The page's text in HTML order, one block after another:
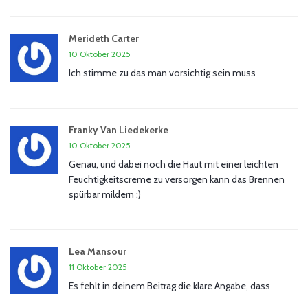
Merideth Carter
10 Oktober 2025
Ich stimme zu das man vorsichtig sein muss
Franky Van Liedekerke
10 Oktober 2025
Genau, und dabei noch die Haut mit einer leichten
Feuchtigkeitscreme zu versorgen kann das Brennen
spürbar mildern :)
Lea Mansour
11 Oktober 2025
Es fehlt in deinem Beitrag die klare Angabe, dass